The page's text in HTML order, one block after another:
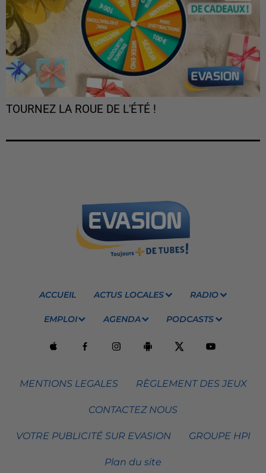
TOURNEZ LA ROUE DE L'ÉTÉ !
ACCUEIL ACTUS LOCALES RADIO
EMPLOI AGENDA PODCASTS
MENTIONS LEGALES RÈGLEMENT DES JEUX
CONTACTEZ NOUS
VOTRE PUBLICITÉ SUR EVASION GROUPE HPI
Plan du site